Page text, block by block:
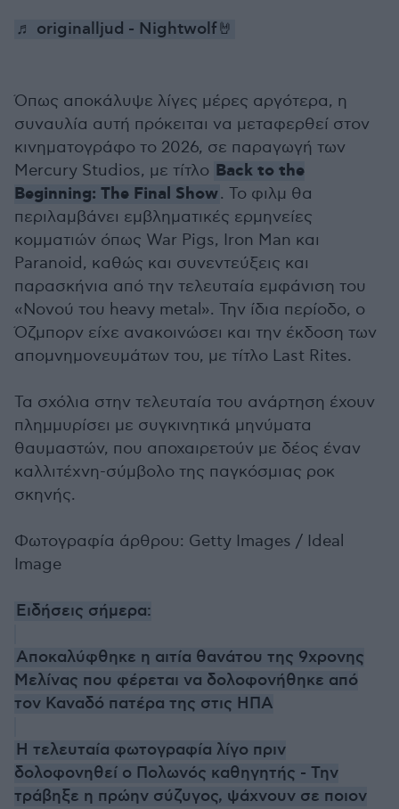
♬ originalljud - Nightwolf🤘
Όπως αποκάλυψε λίγες μέρες αργότερα, η
συναυλία αυτή πρόκειται να μεταφερθεί στον
κινηματογράφο το 2026, σε παραγωγή των
Mercury Studios, με τίτλο Back to the
Beginning: The Final Show. Το φιλμ θα
περιλαμβάνει εμβληματικές ερμηνείες
κομματιών όπως War Pigs, Iron Man και
Paranoid, καθώς και συνεντεύξεις και
παρασκήνια από την τελευταία εμφάνιση του
«Νονoύ του heavy metal». Την ίδια περίοδο, ο
Όζμπορν είχε ανακοινώσει και την έκδοση των
απομνημονευμάτων του, με τίτλο Last Rites.
Τα σχόλια στην τελευταία του ανάρτηση έχουν
πλημμυρίσει με συγκινητικά μηνύματα
θαυμαστών, που αποχαιρετούν με δέος έναν
καλλιτέχνη-σύμβολο της παγκόσμιας ροκ
σκηνής.
Φωτογραφία άρθρου: Getty Images / Ideal
Image
Ειδήσεις σήμερα:
Αποκαλύφθηκε η αιτία θανάτου της 9χρονης
Μελίνας που φέρεται να δολοφονήθηκε από
τον Καναδό πατέρα της στις ΗΠΑ
Η τελευταία φωτογραφία λίγο πριν
δολοφονηθεί ο Πολωνός καθηγητής - Την
τράβηξε η πρώην σύζυγος, ψάχνουν σε ποιον